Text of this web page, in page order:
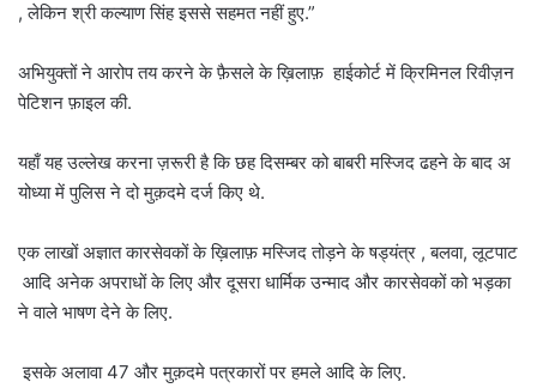
, लेकिन श्री कल्याण सिंह इससे सहमत नहीं हुए.”
अभियुक्तों ने आरोप तय करने के फ़ैसले के ख़िलाफ़ हाईकोर्ट में क्रिमिनल रिवीज़न
पेटिशन फ़ाइल की.
यहाँ यह उल्लेख करना ज़रूरी है कि छह दिसम्बर को बाबरी मस्जिद ढहने के बाद अ
योध्या में पुलिस ने दो मुक़दमे दर्ज किए थे.
एक लाखों अज्ञात कारसेवकों के ख़िलाफ़ मस्जिद तोड़ने के षड्यंत्र , बलवा, लूटपाट
आदि अनेक अपराधों के लिए और दूसरा धार्मिक उन्माद और कारसेवकों को भड़का
ने वाले भाषण देने के लिए.
इसके अलावा 47 और मुक़दमे पत्रकारों पर हमले आदि के लिए.